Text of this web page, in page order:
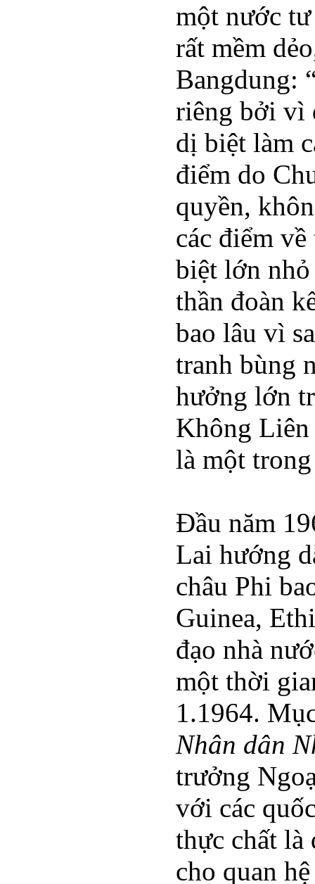
một nước
rất mềm
Bangdung:
riêng bởi vì
dị biệt làm
điểm do
quyền,
các điểm
biệt lớn
thần đoàn
bao lâu vì
tranh bùng
hưởng lớn
Không Liên
là một
Đầu năm
Lai hướng
châu Phi
Guinea,
đạo nhà
một thời
1.1964.
Nhân dân
trưởng
với các
thực chất
cho quan